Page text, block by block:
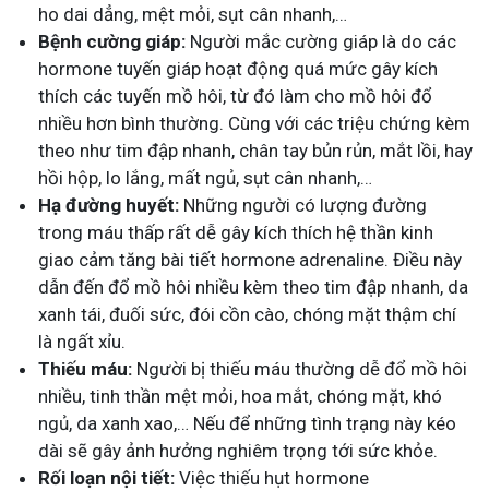
ho dai dẳng, mệt mỏi, sụt cân nhanh,…
Bệnh cường giáp: Người mắc cường giáp là do các
hormone tuyến giáp hoạt động quá mức gây kích
thích các tuyến mồ hôi, từ đó làm cho mồ hôi đổ
nhiều hơn bình thường. Cùng với các triệu chứng kèm
theo như tim đập nhanh, chân tay bủn rủn, mắt lồi, hay
hồi hộp, lo lắng, mất ngủ, sụt cân nhanh,…
Hạ đường huyết: Những người có lượng đường
trong máu thấp rất dễ gây kích thích hệ thần kinh
giao cảm tăng bài tiết hormone adrenaline. Điều này
dẫn đến đổ mồ hôi nhiều kèm theo tim đập nhanh, da
xanh tái, đuối sức, đói cồn cào, chóng mặt thậm chí
là ngất xỉu.
Thiếu máu: Người bị thiếu máu thường dễ đổ mồ hôi
nhiều, tinh thần mệt mỏi, hoa mắt, chóng mặt, khó
ngủ, da xanh xao,… Nếu để những tình trạng này kéo
dài sẽ gây ảnh hưởng nghiêm trọng tới sức khỏe.
Rối loạn nội tiết: Việc thiếu hụt hormone